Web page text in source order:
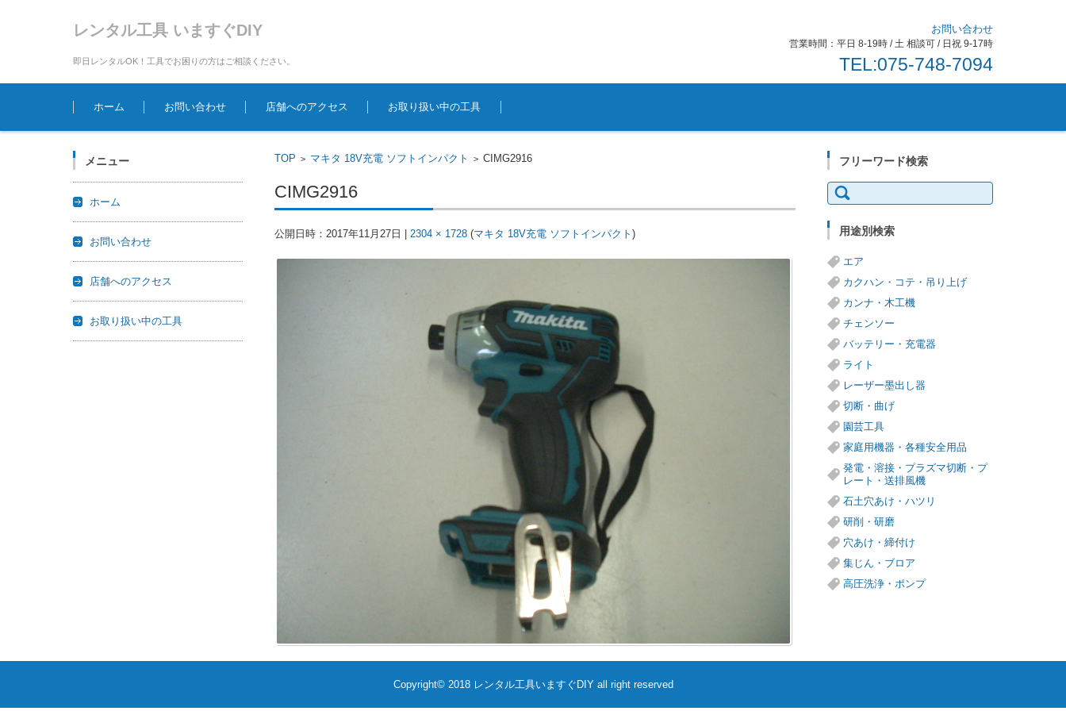
レンタル工具 いますぐDIY
即日レンタルOK！工具でお困りの方はご相談ください。
お問い合わせ
営業時間：平日 8-19時 / 土 相談可 / 日祝 9-17時
TEL:075-748-7094
コンテンツに移動
ホーム
お問い合わせ 店舗へのアクセス お取り扱い中の工具
TOP > マキタ 18V充電 ソフトインパクト >CIMG2916
CIMG2916
公開日時：2017年11月27日 |2304 × 1728 (マキタ 18V充電 ソフトインパクト)
メニュー
ホーム
お問い合わせ
店舗へのアクセス
お取り扱い中の工具
フリーワード検索
検
索:
用途別検索
エア
カクハン・コテ・吊り上げ
カンナ・木工機
チェンソー
バッテリー・充電器
ライト
レーザー墨出し器
切断・曲げ
園芸工具
家庭用機器・各種安全用品
発電・溶接・プラズマ切断・プ
レート・送排風機
石土穴あけ・ハツリ
研削・研磨
穴あけ・締付け
集じん・ブロア
高圧洗浄・ポンプ
Copyright©️ 2018 レンタル工具いますぐDIY all right reserved